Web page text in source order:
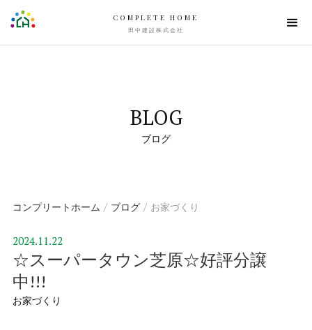
COMPLETE HOME
田中建設株式会社
BLOG
ブログ
コンプリートホーム ブログ お家づくり
2024.11.22
☆スーパータウン芝原☆好評分譲
中!!!
お家づくり